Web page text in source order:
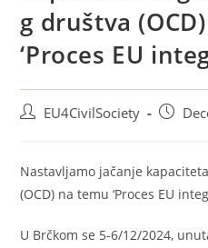
g društva
‘Proces EU
EU4CivilSociety
Nastavljamo jačanje
(OCD) na temu ‘Proces EU
U Brčkom se 5-6/12/2024,